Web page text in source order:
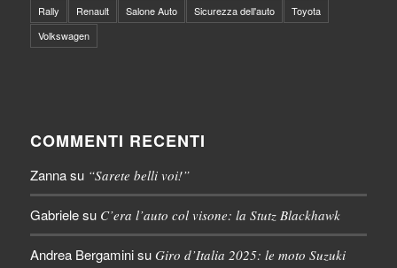
Rally
Renault Salone Auto Sicurezza dell'auto
Toyota
Volkswagen
COMMENTI RECENTI
Zannasu “Sarete belli voi!”
Gabrielesu C’era l’auto col visone: la Stutz Blackhawk
Andrea Bergaminisu Giro d’Italia 2025: le moto Suzuki